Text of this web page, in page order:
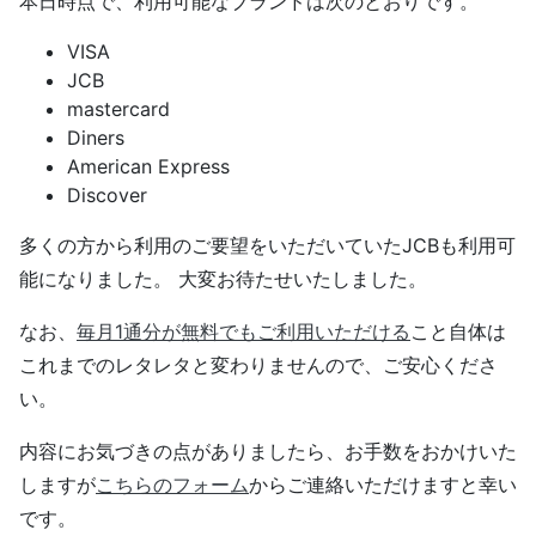
VISA
JCB
mastercard
Diners
American Express
Discover
多くの方から利用のご要望をいただいていたJCBも利用可
能になりました。 大変お待たせいたしました。
なお、 毎月1通分が無料でもご利用いただける こと自体は
これまでのレタレタと変わりませんので、ご安心くださ
い。
内容にお気づきの点がありましたら、お手数をおかけいた
しますがこちらのフォームからご連絡いただけますと幸い
です。